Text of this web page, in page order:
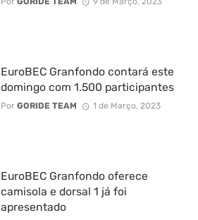
EuroBEC Granfondo contará este
domingo com 1.500 participantes
Por GORIDE TEAM 1 de Março, 2023
EuroBEC Granfondo oferece
camisola e dorsal 1 já foi
apresentado